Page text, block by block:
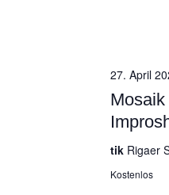
27. April
tik Rigaer
Kostenlos